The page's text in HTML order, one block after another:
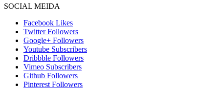
SOCIAL MEIDA
Facebook Likes
Twitter Followers
Google+ Followers
Youtube Subscribers
Dribbble Followers
Vimeo Subscribers
Github Followers
Pinterest Followers